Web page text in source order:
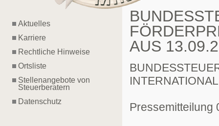
Aktuelles
Karriere
Rechtliche Hinweise
Ortsliste
Stellenangebote von
Steuerberatern
Datenschutz
AUS
Pressemitteilung